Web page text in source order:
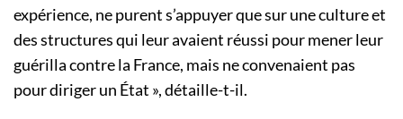
expérience, ne purent s’appuyer que sur une culture et
des structures qui leur avaient réussi pour mener leur
guérilla contre la France, mais ne convenaient pas
pour diriger un État », détaille-t-il.